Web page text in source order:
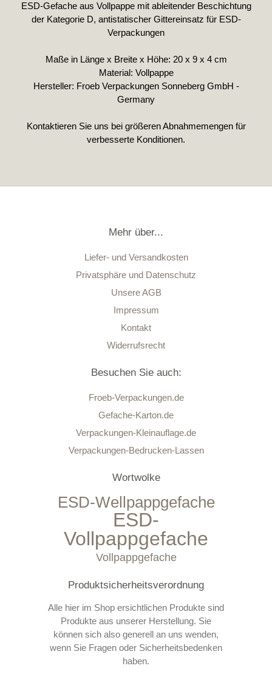
ESD-Gefache aus Vollpappe mit ableitender Beschichtung
der Kategorie D, antistatischer Gittereinsatz für ESD-
Verpackungen
Maße in Länge x Breite x Höhe: 20 x 9 x 4 cm
Material: Vollpappe
Hersteller: Froeb Verpackungen Sonneberg GmbH -
Germany
Kontaktieren Sie uns bei größeren Abnahmemengen für
verbesserte Konditionen.
Mehr über...
Liefer- und Versandkosten
Privatsphäre und Datenschutz
Unsere AGB
Impressum
Kontakt
Widerrufsrecht
Besuchen Sie auch:
Froeb-Verpackungen.de
Gefache-Karton.de
Verpackungen-Kleinauflage.de
Verpackungen-Bedrucken-Lassen
Wortwolke
ESD-Wellpappgefache
ESD-
Vollpappgefache
Vollpappgefache
Produktsicherheitsverordnung
Alle hier im Shop ersichtlichen Produkte sind
Produkte aus unserer Herstellung. Sie
können sich also generell an uns wenden,
wenn Sie Fragen oder Sicherheitsbedenken
haben.